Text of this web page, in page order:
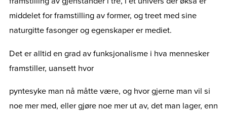
middelet for framstilling av former, og treet med sine
naturgitte fasonger og egenskaper er mediet.
Det er alltid en grad av funksjonalisme i hva mennesker
framstiller, uansett hvor
pyntesyke man nå måtte være, og hvor gjerne man vil si
noe mer med, eller gjøre noe mer ut av, det man lager, enn